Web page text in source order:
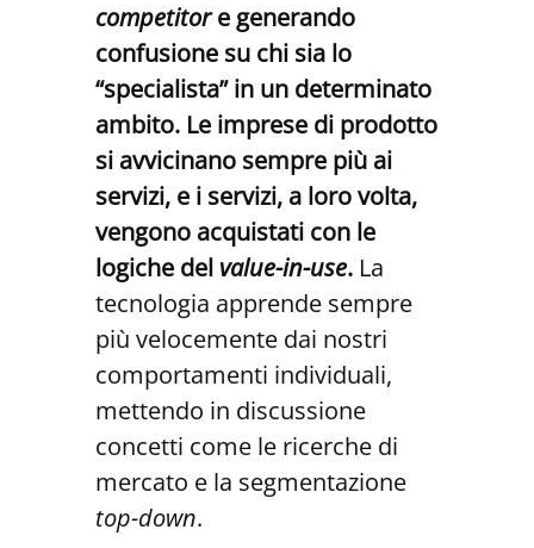
competitore generando
confusione su chi sia lo
“specialista” in un determinato
ambito. Le imprese di prodotto
si avvicinano sempre più ai
servizi, e i servizi, a loro volta,
vengono acquistati con le
logiche del value-in-use. La
tecnologia apprende sempre
più velocemente dai nostri
comportamenti individuali,
mettendo in discussione
concetti come le ricerche di
mercato e la segmentazione
top-down.